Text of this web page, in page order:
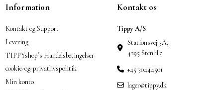
Information
Kontakt og Support
Levering
TIPPYshop´s Handelsbetingelser
cookie-og-privatlivspolitik
Min konto
Kontakt os
Tippy A/S
Stationsvej 3A,
4295 Stenlille
+45 30444501
lager@tippy.dk